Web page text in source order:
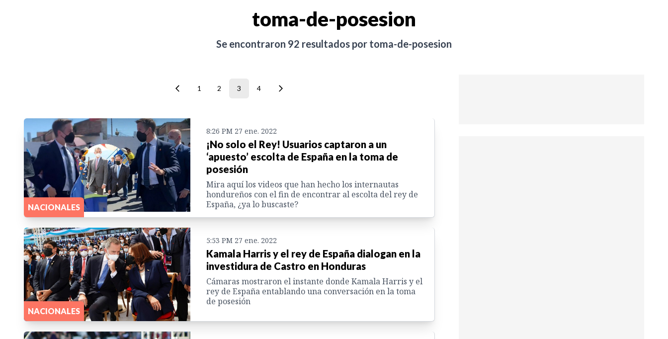
toma-de-posesion
Se encontraron 92 resultados por toma-de-posesion
1 2 3 4
NACIONALES
8:26 PM 27 ene. 2022
¡No solo el Rey! Usuarios captaron a un
‘apuesto’ escolta de España en la toma de
posesión
Mira aquí los videos que han hecho los internautas
hondureños con el fin de encontrar al escolta del rey de
España, ¿ya lo buscaste?
NACIONALES
5:53 PM 27 ene. 2022
Kamala Harris y el rey de España dialogan en la
investidura de Castro en Honduras
Cámaras mostraron el instante donde Kamala Harris y el
rey de España entablando una conversación en la toma
de posesión